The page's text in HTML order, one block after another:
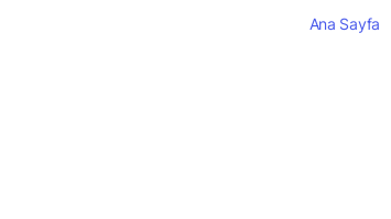
Ana Sayfa